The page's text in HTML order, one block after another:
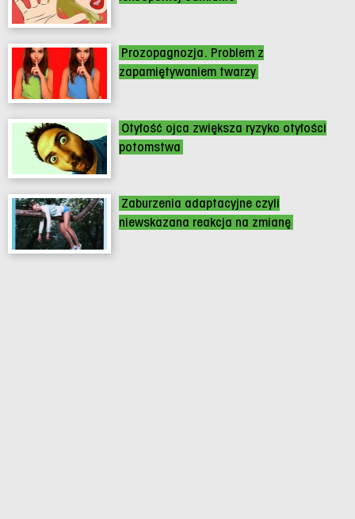
Prozopagnozja. Problem z
zapamiętywaniem twarzy
Otyłość ojca zwiększa ryzyko otyłości
potomstwa
Zaburzenia adaptacyjne czyli
niewskazana reakcja na zmianę